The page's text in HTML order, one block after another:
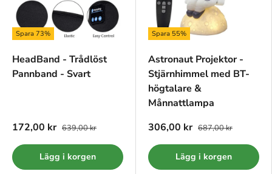
Spara 73%
HeadBand - Trådlöst
Pannband - Svart
172,00 kr 639,00 kr
Lägg i korgen
Spara 55%
Astronaut Projektor -
Stjärnhimmel med BT-
högtalare &
Månnattlampa
306,00 kr 687,00 kr
Lägg i korgen